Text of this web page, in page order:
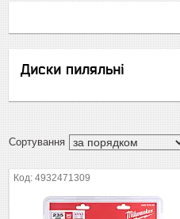
Диски пиляльні
4932471309